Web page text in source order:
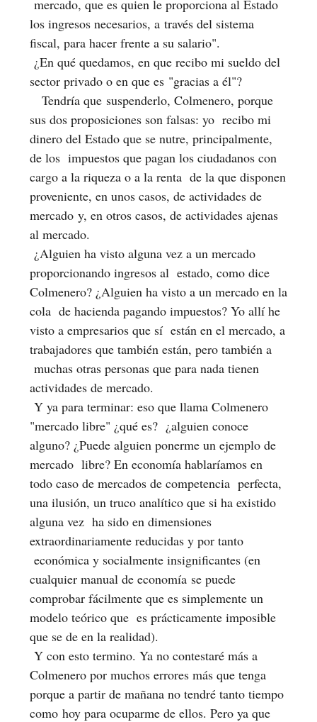
mercado, que es quien le proporciona al Estado
los ingresos necesarios, a través del sistema
fiscal, para hacer frente a su salario".
¿En qué quedamos, en que recibo mi sueldo del
sector privado o en que es "gracias a él"?
Tendría que suspenderlo, Colmenero, porque
sus dos proposiciones son falsas: yo recibo mi
dinero del Estado que se nutre, principalmente,
de los impuestos que pagan los ciudadanos con
cargo a la riqueza o a la renta de la que disponen
proveniente, en unos casos, de actividades de
mercado y, en otros casos, de actividades ajenas
al mercado.
¿Alguien ha visto alguna vez a un mercado
proporcionando ingresos al estado, como dice
Colmenero? ¿Alguien ha visto a un mercado en la
cola de hacienda pagando impuestos? Yo allí he
visto a empresarios que sí están en el mercado, a
trabajadores que también están, pero también a
muchas otras personas que para nada tienen
actividades de mercado.
Y ya para terminar: eso que llama Colmenero
"mercado libre" ¿qué es? ¿alguien conoce
alguno? ¿Puede alguien ponerme un ejemplo de
mercado libre? En economía hablaríamos en
todo caso de mercados de competencia perfecta,
una ilusión, un truco analítico que si ha existido
alguna vez ha sido en dimensiones
extraordinariamente reducidas y por tanto
económica y socialmente insignificantes (en
cualquier manual de economía se puede
comprobar fácilmente que es simplemente un
modelo teórico que es prácticamente imposible
que se de en la realidad).
Y con esto termino. Ya no contestaré más a
Colmenero por muchos errores más que tenga
porque a partir de mañana no tendré tanto tiempo
como hoy para ocuparme de ellos. Pero ya que